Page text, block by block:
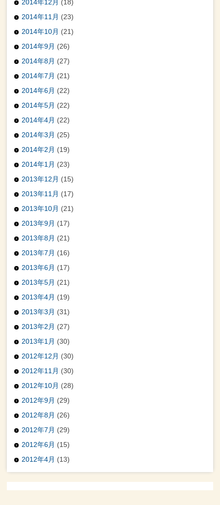
2014年12月 (18)
2014年11月 (23)
2014年10月 (21)
2014年9月 (26)
2014年8月 (27)
2014年7月 (21)
2014年6月 (22)
2014年5月 (22)
2014年4月 (22)
2014年3月 (25)
2014年2月 (19)
2014年1月 (23)
2013年12月 (15)
2013年11月 (17)
2013年10月 (21)
2013年9月 (17)
2013年8月 (21)
2013年7月 (16)
2013年6月 (17)
2013年5月 (21)
2013年4月 (19)
2013年3月 (31)
2013年2月 (27)
2013年1月 (30)
2012年12月 (30)
2012年11月 (30)
2012年10月 (28)
2012年9月 (29)
2012年8月 (26)
2012年7月 (29)
2012年6月 (15)
2012年4月 (13)